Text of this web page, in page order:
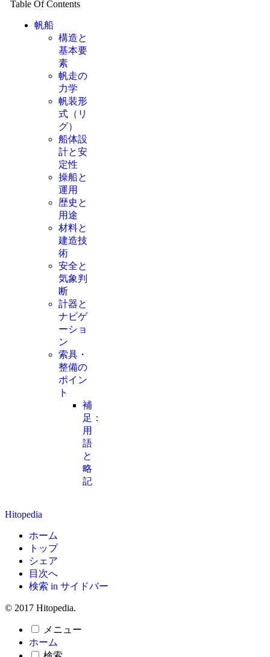
Table Of Contents
帆船
構造と
基本要
素
帆走の
力学
帆装形
式（リ
グ）
船体設
計と安
定性
操船と
運用
歴史と
用途
材料と
建造技
術
安全と
気象判
断
計器と
ナビゲ
ーショ
ン
索具・
整備の
ポイン
ト
補
足：
用
語
と
略
記
Hitopedia
ホーム
トップ
シェア
目次へ
検索 in サイドバー
© 2017 Hitopedia.
メニュー
ホーム